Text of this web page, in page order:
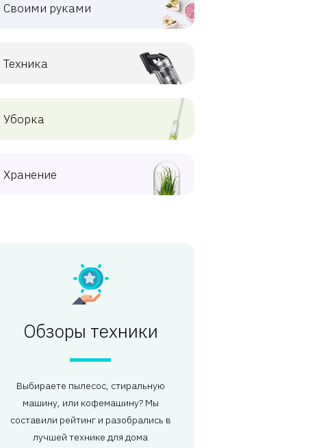
Своими руками
Техника
Уборка
Хранение
Обзоры техники
Выбираете пылесос, стиральную
машину, или кофемашину? Мы
составили рейтинг и разобрались в
лучшей технике для дома